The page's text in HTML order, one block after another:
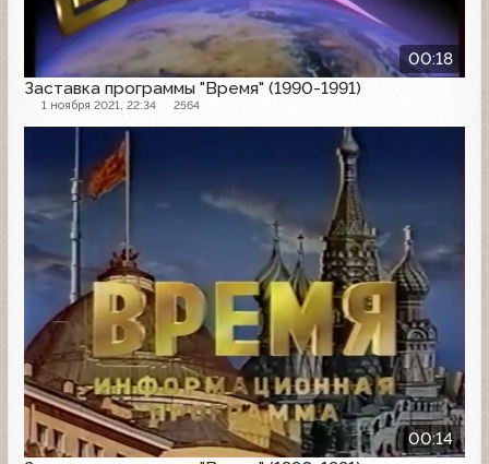
00:18
Заставка программы "Время" (1990-1991)
1 ноября 2021, 22:34 2564
00:14
Заставка программы